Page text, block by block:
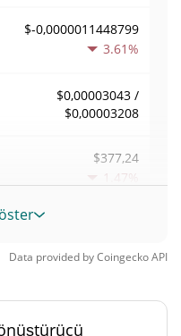
$-0,0000011448799
3.61%
$0,00003043 /
$0,00003208
$377,24
1.47%
Data provided byCoingeckoAPI